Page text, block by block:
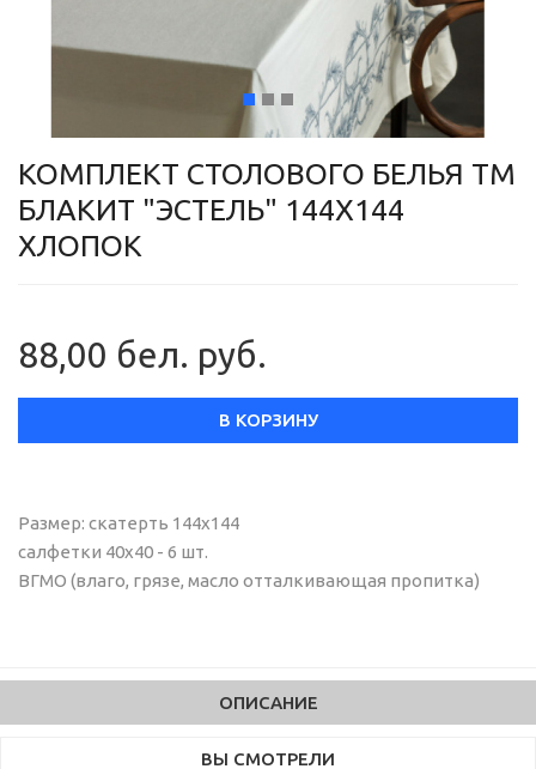
КОМПЛЕКТ СТОЛОВОГО БЕЛЬЯ ТМ
БЛАКИТ "ЭСТЕЛЬ" 144Х144
ХЛОПОК
88,00 бел. руб.
В КОРЗИНУ
Размер: скатерть 144х144
салфетки 40х40 - 6 шт.
ВГМО (влаго, грязе, масло отталкивающая пропитка)
ОПИСАНИЕ
ВЫ СМОТРЕЛИ